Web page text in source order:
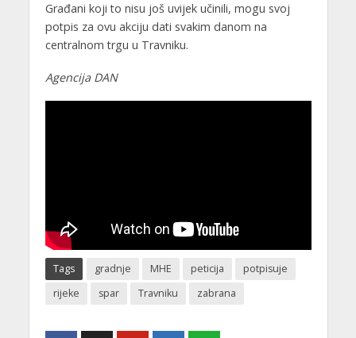
Građani koji to nisu još uvijek učinili, mogu svoj
potpis za ovu akciju dati svakim danom na
centralnom trgu u Travniku.
Agencija DAN
Tags gradnje MHE peticija
potpisuje
rijeke
spar Travniku zabrana